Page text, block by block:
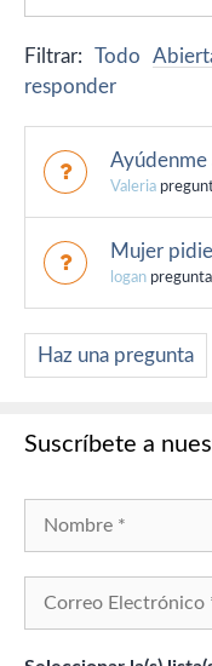
Filtrar: Todo
responder
Ayúdenme
Valeria
Mujer
logan
Haz una pregunta
Suscríbete a